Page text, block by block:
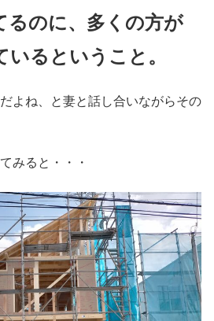
るのに、多くの方が
るということ。
よね、と妻と話し合いながらその
みると・・・